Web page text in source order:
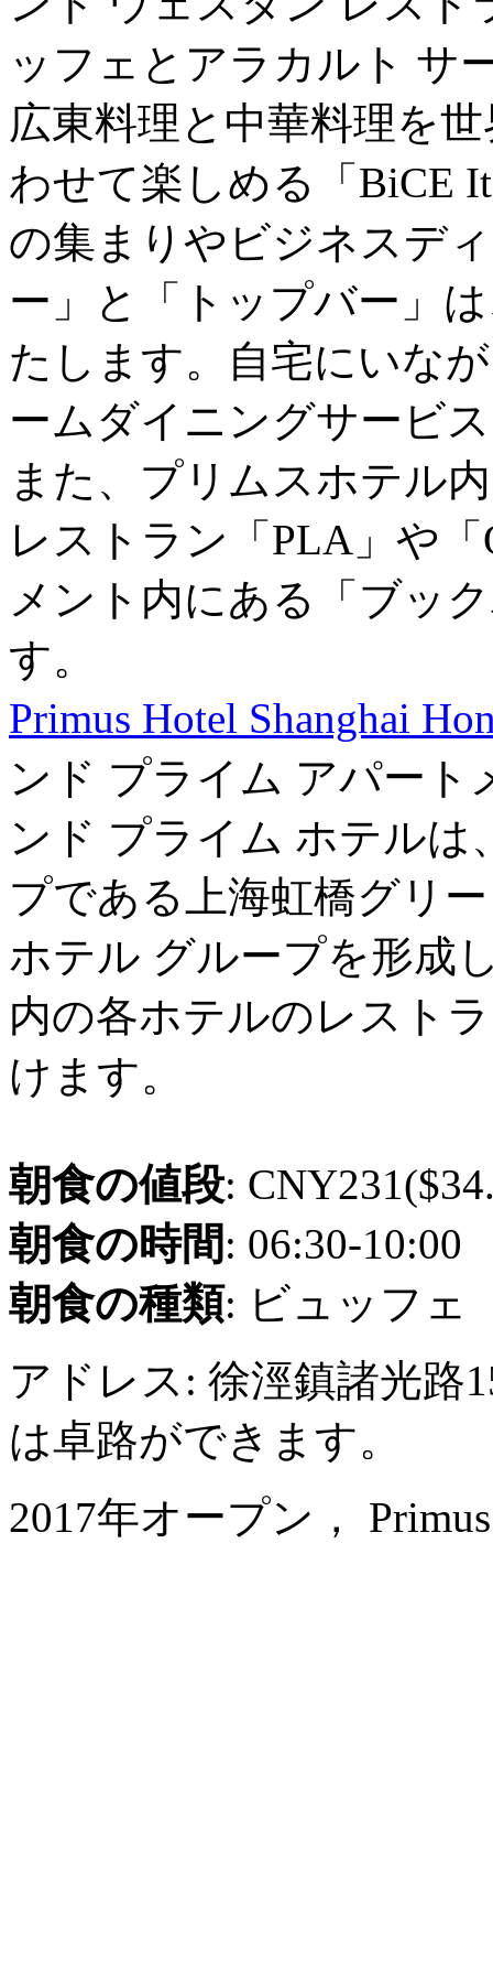
ッフェとアラカルト サ
広東料理と中華料理を
わせて楽しめる「BiCE
の集まりやビジネスデ
ー」と「トップバー」
たします。自宅にいな
ームダイニングサービ
また、プリムスホテル
レストラン「PLA」や
メント内にある「ブッ
す。
Primus Hotel Shanghai
ンド プライム アパート
ンド プライム ホテルは
プである上海虹橋グリ
ホテル グループを形成
内の各ホテルのレスト
けます。
朝食の値段:
朝食の時間: 06:30-10:00
朝食の種類: ビュッフェ
アドレス: 徐涇鎮諸光路
は卓路ができます。
2017年オープン，